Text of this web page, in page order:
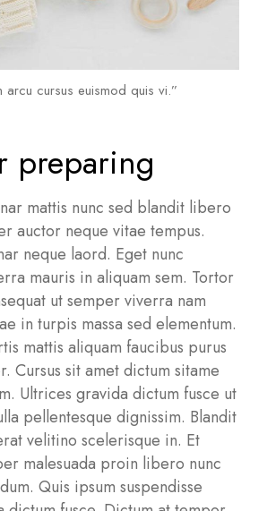
arcu cursus euismod quis vi.”
preparing
mattis nunc sed blandit libero
auctor neque vitae tempus.
neque laord. Eget nunc
mauris in aliquam sem. Tortor
ut semper viverra nam
in turpis massa sed elementum.
mattis aliquam faucibus purus
Cursus sit amet dictum sitame
Ultrices gravida dictum fusce ut
pellentesque dignissim. Blandit
velitino scelerisque in. Et
malesuada proin libero nunc
Quis ipsum suspendisse